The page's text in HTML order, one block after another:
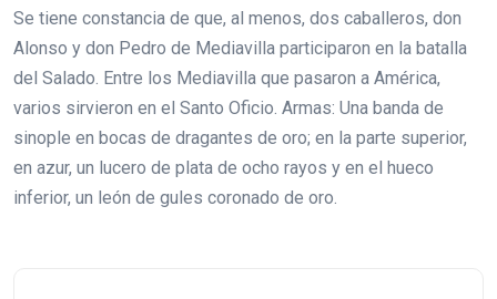
Se tiene constancia de que, al menos, dos caballeros, don
Alonso y don Pedro de Mediavilla participaron en la batalla
del Salado. Entre los Mediavilla que pasaron a América,
varios sirvieron en el Santo Oficio. Armas: Una banda de
sinople en bocas de dragantes de oro; en la parte superior,
en azur, un lucero de plata de ocho rayos y en el hueco
inferior, un león de gules coronado de oro.